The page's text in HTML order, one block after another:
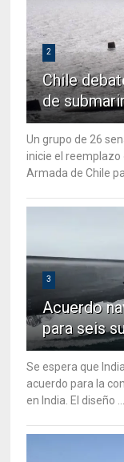
2
Chile
de
Un grupo de 26
inicie el
Armada de Chile
3
Acuerdo
para seis
Se espera que
acuerdo para la
en India. El diseño ...